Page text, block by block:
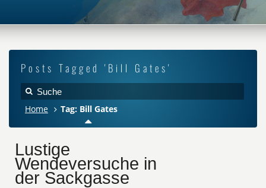
Posts Tagged 'Bill Gates'
Home Tag: Bill Gates
Lustige
Wendeversuche in
der Sackgasse